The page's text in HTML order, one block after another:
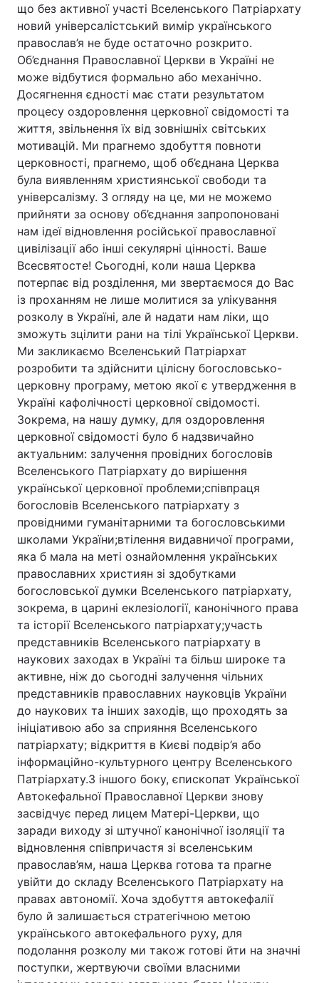
Екологія Регіони
Лонгріди
Відео з Youtube Статті
Інтерв'ю Думки
Архів Вакансії
Контакти
Послуги
Тема оформлення
що без активної участі Вселенського Патріархату
новий універсалістський вимір українського
православ’я не буде остаточно розкрито.
Об’єднання Православної Церкви в Україні не
може відбутися формально або механічно.
Досягнення єдності має стати результатом
процесу оздоровлення церковної свідомості та
життя, звільнення їх від зовнішніх світських
мотивацій. Ми прагнемо здобуття повноти
церковності, прагнемо, щоб об’єднана Церква
була виявленням християнської свободи та
універсалізму. З огляду на це, ми не можемо
прийняти за основу об’єднання запропоновані
нам ідеї відновлення російської православної
цивілізації або інші секулярні цінності. Ваше
Всесвятосте! Сьогодні, коли наша Церква
потерпає від розділення, ми звертаємося до Вас
із проханням не лише молитися за улікування
розколу в Україні, але й надати нам ліки, що
зможуть зцілити рани на тілі Української Церкви.
Ми закликаємо Вселенський Патріархат
розробити та здійснити цілісну богословсько-
церковну програму, метою якої є утвердження в
Україні кафолічності церковної свідомості.
Зокрема, на нашу думку, для оздоровлення
церковної свідомості було б надзвичайно
актуальним: залучення провідних богословів
Вселенського Патріархату до вирішення
української церковної проблеми;співпраця
богословів Вселенського патріархату з
провідними гуманітарними та богословськими
школами України;втілення видавничої програми,
яка б мала на меті ознайомлення українських
православних християн зі здобутками
богословської думки Вселенського патріархату,
зокрема, в царині еклезіології, канонічного права
та історії Вселенського патріархату;участь
представників Вселенського патріархату в
наукових заходах в Україні та більш широке та
активне, ніж до сьогодні залучення чільних
представників православних науковців України
до наукових та інших заходів, що проходять за
ініціативою або за сприяння Вселенського
патріархату; відкриття в Києві подвір’я або
інформаційно-культурного центру Вселенського
Патріархату.З іншого боку, єпископат Української
Автокефальної Православної Церкви знову
засвідчує перед лицем Матері-Церкви, що
заради виходу зі штучної канонічної ізоляції та
відновлення співпричастя зі вселенським
православ’ям, наша Церква готова та прагне
увійти до складу Вселенського Патріархату на
правах автономії. Хоча здобуття автокефалії
було й залишається стратегічною метою
українського автокефального руху, для
подолання розколу ми також готові йти на значні
поступки, жертвуючи своїми власними